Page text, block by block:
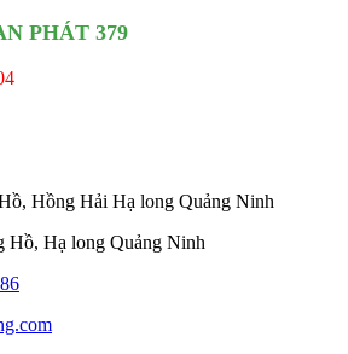
PHÁT 379
Hồng Hải Hạ long Quảng Ninh
Hồ, Hạ long Quảng Ninh